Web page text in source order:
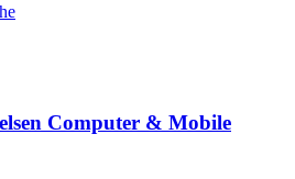
Computer & Mobile